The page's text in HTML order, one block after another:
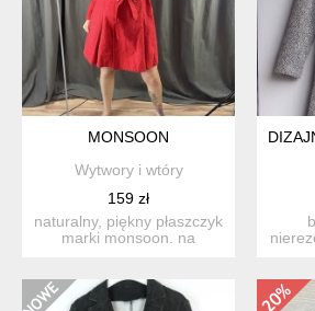
MONSOON
Wytwory i wtóry
159 zł
naturalny, piękny płaszczyk
marki monsoon. na